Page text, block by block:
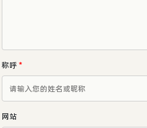
称呼*
网站